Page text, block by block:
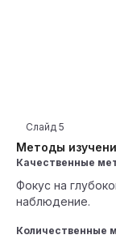
Методы
Слайд 5
Качественные
Фокус на
наблюдение.
Количественные